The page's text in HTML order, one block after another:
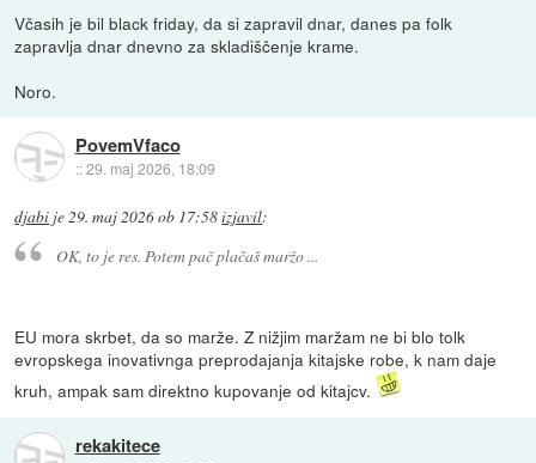
Včasih je bil black friday, da si zapravil dnar, danes pa folk
zapravlja dnar dnevno za skladiščenje krame.
Noro.
PovemVfaco
::29. maj 2026, 18:09
djabi je29. maj 2026 ob 17:58izjavil:
OK, to je res. Potem pač plačaš maržo ...
EU mora skrbet, da so marže. Z nižjim maržam ne bi blo tolk
evropskega inovativnga preprodajanja kitajske robe, k nam daje
kruh, ampak sam direktno kupovanje od kitajcv.
rekakitece